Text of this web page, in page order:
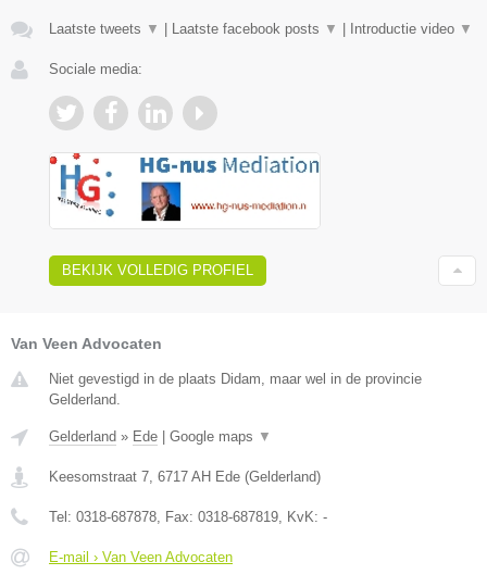
Laatste tweets ▼ | Laatste facebook posts ▼ | Introductie video ▼
Sociale media:
BEKIJK VOLLEDIG PROFIEL
Van Veen Advocaten
Niet gevestigd in de plaats Didam, maar wel in de provincie
Gelderland.
Gelderland » Ede Google maps ▼
Keesomstraat 7 6717 AH Ede (Gelderland)
Tel: 0318-687878 , Fax: 0318-687819 , KvK: -
E-mail › Van Veen Advocaten